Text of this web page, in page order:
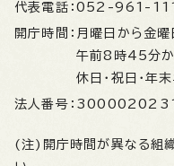
代表電話： 052-961-
開庁時間： 月曜日から金
午前8時45分
休日・祝日・年
法人番号：
(注)開庁時間が異なる組